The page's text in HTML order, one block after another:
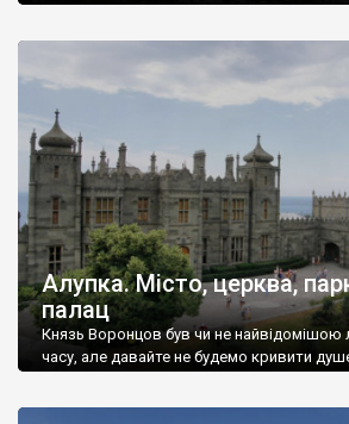
Алупка. Місто, церква,
палац
Князь Воронцов був чи не
часу, але давайте не будемо кривити